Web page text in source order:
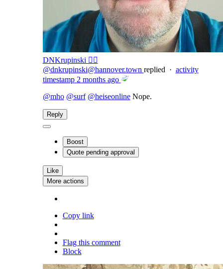
DNKrupinski 🏴‍☠️
@dnkrupinski@hannover.town replied · activity
timestamp 2 months ago
@mho @surf @heiseonlineNope.
Reply
Boost
Quote pending approval
Like
More actions
Copy link
Flag this comment
Block